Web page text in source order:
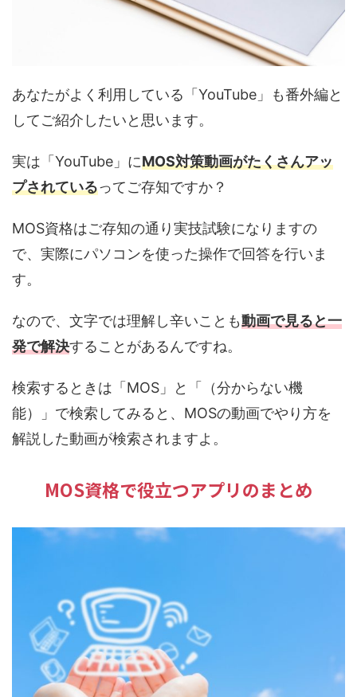
あなたがよく利用している「YouTube 」も番外編と
してご紹介したいと思います。
実は「YouTube 」にMOS対策動画がたくさんアッ
プされているってご存知ですか？
MOS資格はご存知の通り実技試験になりますの
で、実際にパソコンを使った操作で回答を行いま
す。
なので、文字では理解し辛いことも動画で見ると一
発で解決することがあるんですね。
検索するときは「MOS」と「（分からない機
能）」で検索してみると、MOSの動画でやり方を
解説した動画が検索されますよ。
MOS資格で役立つアプリのまとめ